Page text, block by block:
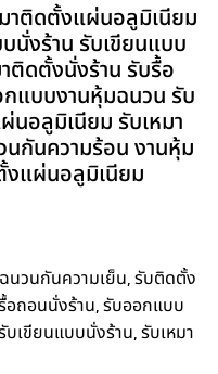
าติดตั้งแผ่นอลูมิเนียม
นั่งร้าน รับเขียนแบบ
ติดตั้งนั่งร้าน รับรื้อ
กแบบงานหุ้มฉนวน รับ
อลูมิเนียม รับเหมา
กันความร้อน งานหุ้ม
งแผ่นอลูมิเนียม
นวนกันความเย็น,รับติดตั้ง
อถอนนั่งร้าน,รับออกแบบ
บเขียนแบบนั่งร้าน,รับเหมา